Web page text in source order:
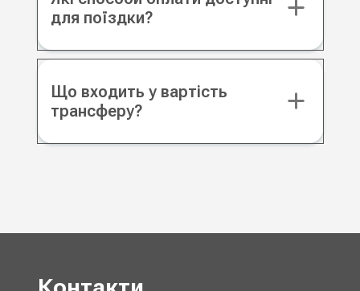
для поїздки?
Що входить у вартість
трансферу?